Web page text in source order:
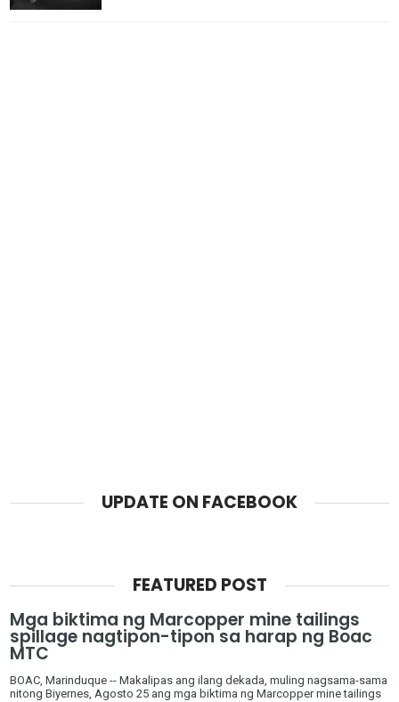
UPDATE ON FACEBOOK
FEATURED POST
Mga biktima ng Marcopper mine tailings
spillage nagtipon-tipon sa harap ng Boac
MTC
BOAC, Marinduque -- Makalipas ang ilang dekada, muling nagsama-sama
nitong Biyernes, Agosto 25 ang mga biktima ng Marcopper mine tailings